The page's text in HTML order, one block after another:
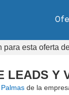
para esta oferta
LEADS Y
de la